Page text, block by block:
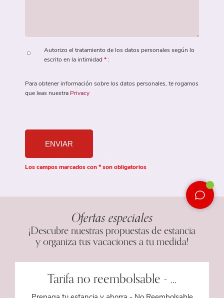
Autorizo ​​el tratamiento de los datos personales según lo
escrito en la intimidad*:
Para obtener información sobre los datos personales, te rogamos
que leas nuestra Privacy
Los campos marcados con * son obligatorios
Ofertas especiales
¡Descubre nuestras propuestas de estancia
y organiza tus vacaciones a tu medida!
Tarifa no reembolsable - ...